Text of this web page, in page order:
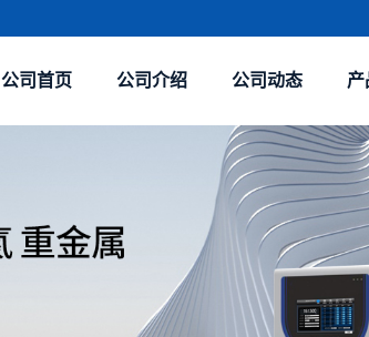
公司首页 公司介绍 公司动态 产